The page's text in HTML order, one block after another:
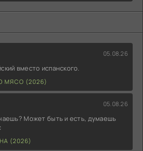
05.08.26
вместо испанского.
МЯСО (2026)
05.08.26
Может быть и есть, думаешь
(2026)